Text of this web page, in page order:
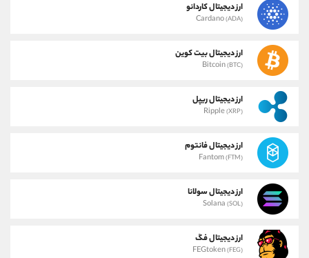
ارز دیجیتال کاردانو
Cardano(ADA)
ارز دیجیتال بیت کوین
Bitcoin(BTC)
ارز دیجیتال ریپل
Ripple(XRP)
ارز دیجیتال فانتوم
Fantom(FTM)
ارز دیجیتال سولانا
Solana (SOL)
ارز دیجیتال فگ
FEGtoken(FEG)